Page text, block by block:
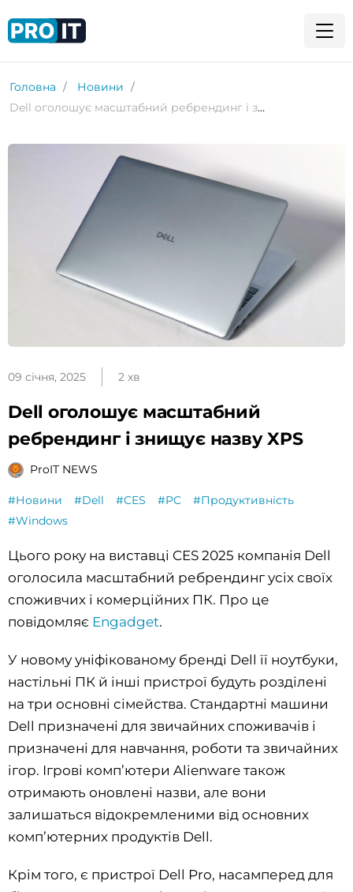
Головна
Новини
Dell оголошує масштабний ребрендинг і знищує назву XPS
09 січня, 2025 2 хв
Dell оголошує масштабний
ребрендинг і знищує назву XPS
ProIT NEWS
#Новини #Dell #CES #PC
#Продуктивність
#Windows
Цього року на виставці CES 2025 компанія Dell
оголосила масштабний ребрендинг усіх своїх
споживчих і комерційних ПК. Про це
повідомляє Engadget.
У новому уніфікованому бренді Dell її ноутбуки,
настільні ПК й інші пристрої будуть розділені
на три основні сімейства. Стандартні машини
Dell призначені для звичайних споживачів і
призначені для навчання, роботи та звичайних
ігор. Ігрові комп’ютери Alienware також
отримають оновлені назви, але вони
залишаться відокремленими від основних
комп’ютерних продуктів Dell.
Крім того, є пристрої Dell Pro, насамперед для